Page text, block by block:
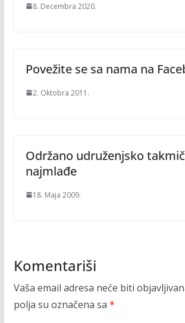
8. Decembra 2020.
Povežite se sa nama na
2. Oktobra 2011.
Održano udruženjsko
najmlađe
18. Maja 2009.
Komentariši
Vaša email adresa neće biti
polja su označena sa *